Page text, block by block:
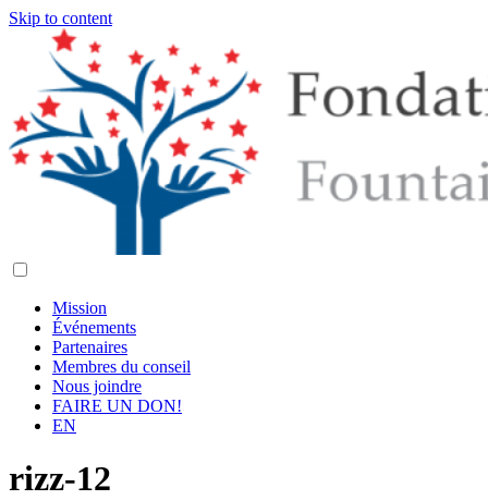
Skip to content
Mission
Événements
Partenaires
Membres du conseil
Nous joindre
FAIRE UN DON!
EN
rizz-12